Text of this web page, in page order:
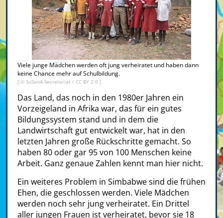
Viele junge Mädchen werden oft jung verheiratet und haben dann
keine Chance mehr auf Schulbildung.
[ © SuSanA Secretariat / CC BY 2.0 ]
Das Land, das noch in den 1980er Jahren ein
Vorzeigeland in Afrika war, das für ein gutes
Bildungssystem stand und in dem die
Landwirtschaft gut entwickelt war, hat in den
letzten Jahren große Rückschritte gemacht. So
haben 80 oder gar 95 von 100 Menschen keine
Arbeit. Ganz genaue Zahlen kennt man hier nicht.
Ein weiteres Problem in Simbabwe sind die frühen
Ehen, die geschlossen werden. Viele Mädchen
werden noch sehr jung verheiratet. Ein Drittel
aller jungen Frauen ist verheiratet, bevor sie 18